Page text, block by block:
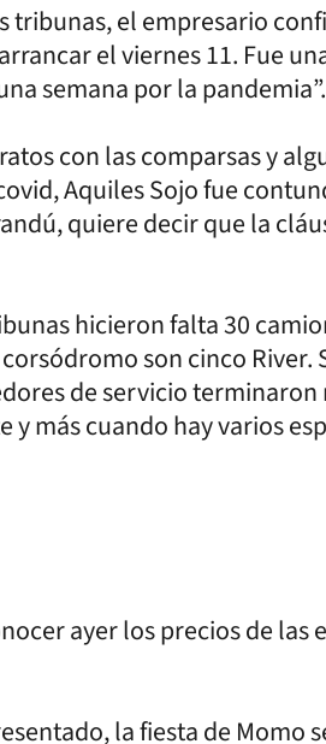
tribunas, el empresario
el viernes 11. Fue
semana por la pandemia”.
con las comparsas y
Aquiles Sojo fue
quiere decir que la
hicieron falta 30
son cinco River.
de servicio
y más cuando hay varios
ayer los precios de las
la fiesta de Momo